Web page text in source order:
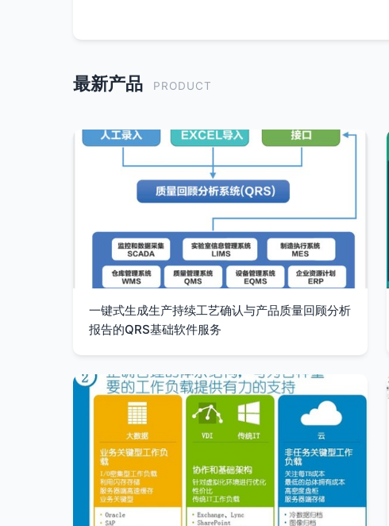
最新产品 PRODUCT
一键式生成生产持续工艺确认与产品质量回顾分析
报告的QRS基础软件服务